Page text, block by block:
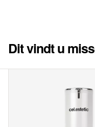
Dit vindt u